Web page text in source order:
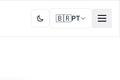
🇧🇷PT